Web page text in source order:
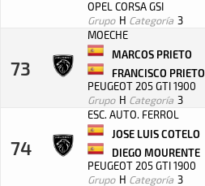
OPEL CORSA GSI
Grupo H Categoría 3
73
MOECHE
MARCOS PRIETO
FRANCISCO PRIETO
PEUGEOT 205 GTI 1900
Grupo H Categoría 3
74
ESC. AUTO. FERROL
JOSE LUIS COTELO
DIEGO MOURENTE
PEUGEOT 205 GTI 1900
Grupo H Categoría 3